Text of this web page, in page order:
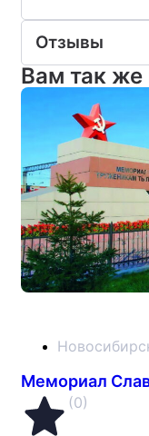
Отзывы
Вам так же
(0)